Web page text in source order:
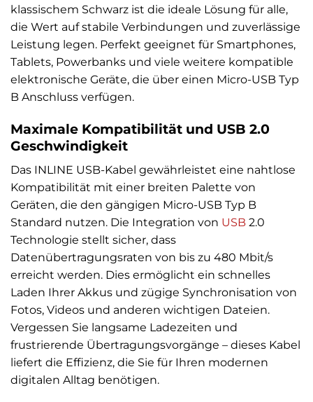
klassischem Schwarz ist die ideale Lösung für alle,
die Wert auf stabile Verbindungen und zuverlässige
Leistung legen. Perfekt geeignet für Smartphones,
Tablets, Powerbanks und viele weitere kompatible
elektronische Geräte, die über einen Micro-USB Typ
B Anschluss verfügen.
Maximale Kompatibilität und USB 2.0
Geschwindigkeit
Das INLINE USB-Kabel gewährleistet eine nahtlose
Kompatibilität mit einer breiten Palette von
Geräten, die den gängigen Micro-USB Typ B
Standard nutzen. Die Integration von USB 2.0
Technologie stellt sicher, dass
Datenübertragungsraten von bis zu 480 Mbit/s
erreicht werden. Dies ermöglicht ein schnelles
Laden Ihrer Akkus und zügige Synchronisation von
Fotos, Videos und anderen wichtigen Dateien.
Vergessen Sie langsame Ladezeiten und
frustrierende Übertragungsvorgänge – dieses Kabel
liefert die Effizienz, die Sie für Ihren modernen
digitalen Alltag benötigen.